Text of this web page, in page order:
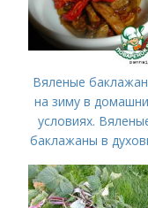
Вяленые
на зиму в
условиях.
баклажаны в
приготовления
зиму с фото в